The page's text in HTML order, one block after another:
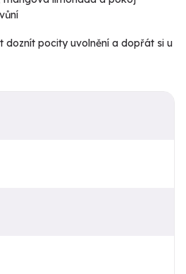
doznít pocity uvolnění a dopřát si u